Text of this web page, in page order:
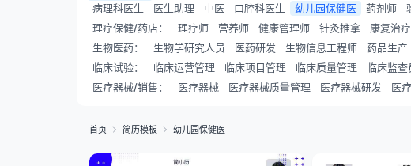
病理科医生
医生助理 中医 口腔科医生 幼儿园保健医 药剂师
理疗保健/药店： 理疗师 营养师 健康管理师 针灸推拿 康复治
生物医药： 生物学研究人员 医药研发 生物信息工程师 药品生产
临床试验： 临床运营管理 临床项目管理 临床质量管理 临床监查
医疗器械/销售： 医疗器械 医疗器械质量管理 医疗器械研发 医
首页 简历模板 幼儿园保健医